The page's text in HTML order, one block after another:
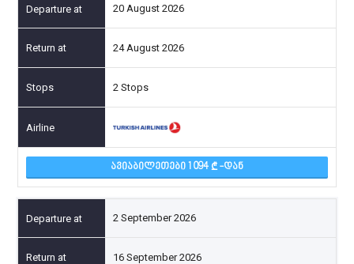
20 August 2026
24 August 2026
2 Stops
ᲐᲕᲘᲐᲑᲘᲚᲔᲗᲔᲑᲘ 1 094 -ᲓᲐᲜ
2 September 2026
16 September 2026